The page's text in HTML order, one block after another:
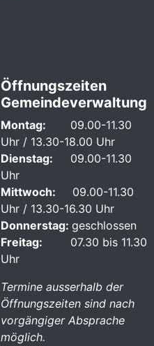
Öffnungszeiten
Gemeindeverwaltung
Montag: 09.00-11.30
Uhr / 13.30-18.00 Uhr
Dienstag: 09.00-11.30
Uhr
Mittwoch:
09.00-11.30
Uhr / 13.30-16.30 Uhr
Donnerstag: geschlossen
Freitag: 07.30 bis 11.30
Uhr
Termine ausserhalb der
Öffnungszeiten sind nach
vorgängiger Absprache
möglich.